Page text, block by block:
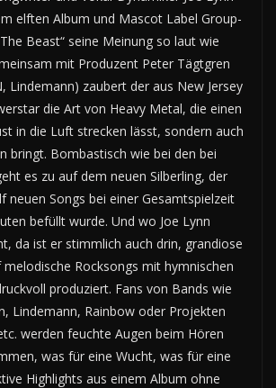
elften Album und Mascot Label Group-
Beast“ seine Meinung so laut wie
mit Produzent Peter Tägtgren
Lindemann) zaubert der aus New Jersey
die Art von Heavy Metal, die einen
in die Luft strecken lässt, sondern auch
bringt. Bombastisch wie bei den bei
es zu auf dem neuen Silberling, der
neuen Songs bei einer Gesamtspielzeit
befüllt wurde. Und wo Joe Lynn
da ist er stimmlich auch drin, grandiose
Rocksongs mit hymnischen
produziert. Fans von Bands wie
Lindemann, Rainbow oder Projekten
werden feuchte Augen beim Hören
was für eine Wucht, was für eine
Highlights aus einem Album ohne